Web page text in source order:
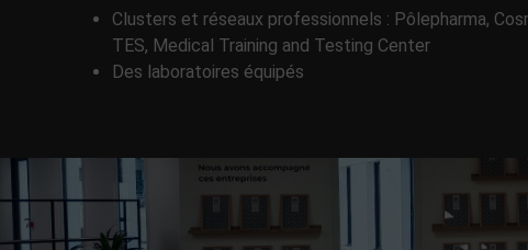
Clusters et réseaux professionnels : Pôlepharma,
TES, Medical Training and Testing Center
Des laboratoires équipés